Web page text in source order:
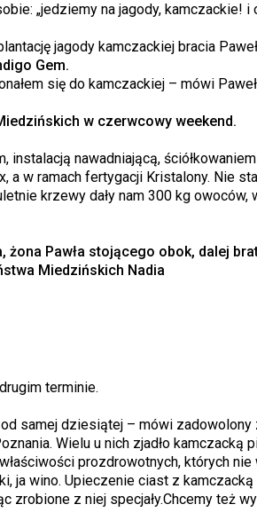
„jedziemy na jagody, kamczackie!
jagody kamczackiej bracia
Gem.
się do kamczackiej – mówi
w czerwcowy weekend.
instalacją nawadniającą,
a w ramach fertygacji Kristalony. Nie
krzewy dały nam 300 kg owoców,
Pawła stojącego obok, dalej
Miedzińskich Nadia
terminie.
samej dziesiątej – mówi zadowolony
Wielu u nich zjadło kamczacką
prozdrowotnych, których
ja wino. Upieczenie ciast z
zrobione z niej specjały.Chcemy też